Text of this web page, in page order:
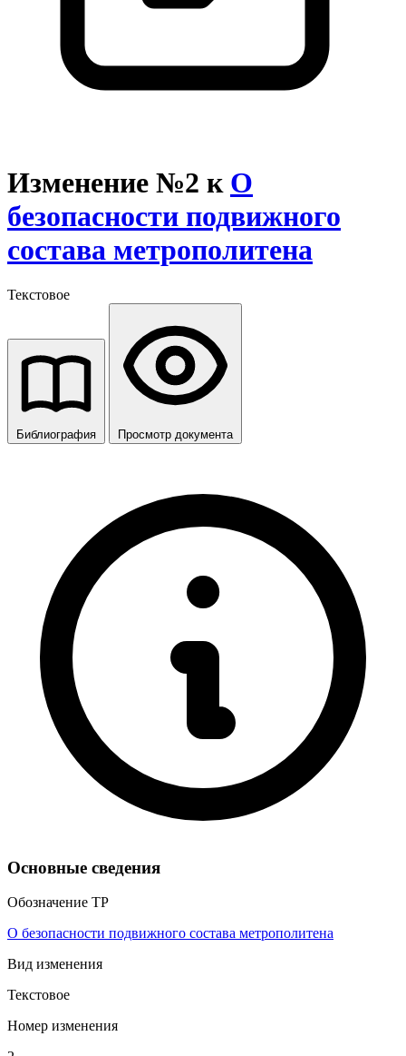
Изменение №2 к О
безопасности подвижного
состава метрополитена
Текстовое
Библиография Просмотр документа
Основные сведения
Обозначение ТР
О безопасности подвижного состава метрополитена
Вид изменения
Текстовое
Номер изменения